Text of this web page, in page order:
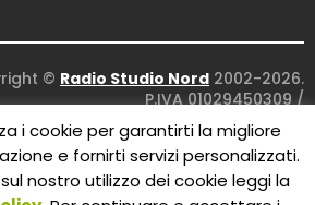
© Radio Studio Nord 2002-2026.
P.IVA 01029450309 /
Concept and design:Five Studio
Clyco SRL. All Rights Reserved.
i cookie per garantirti la migliore
e fornirti servizi personalizzati.
nostro utilizzo dei cookie leggi la